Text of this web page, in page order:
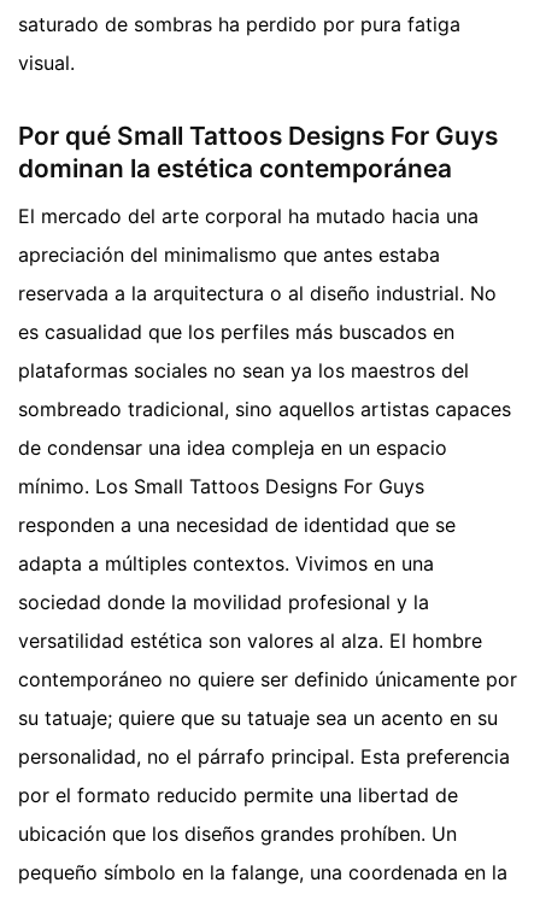
saturado de sombras ha perdido por pura fatiga
visual.
Por qué Small Tattoos Designs For Guys
dominan la estética contemporánea
El mercado del arte corporal ha mutado hacia una
apreciación del minimalismo que antes estaba
reservada a la arquitectura o al diseño industrial. No
es casualidad que los perfiles más buscados en
plataformas sociales no sean ya los maestros del
sombreado tradicional, sino aquellos artistas capaces
de condensar una idea compleja en un espacio
mínimo. Los Small Tattoos Designs For Guys
responden a una necesidad de identidad que se
adapta a múltiples contextos. Vivimos en una
sociedad donde la movilidad profesional y la
versatilidad estética son valores al alza. El hombre
contemporáneo no quiere ser definido únicamente por
su tatuaje; quiere que su tatuaje sea un acento en su
personalidad, no el párrafo principal. Esta preferencia
por el formato reducido permite una libertad de
ubicación que los diseños grandes prohíben. Un
pequeño símbolo en la falange, una coordenada en la